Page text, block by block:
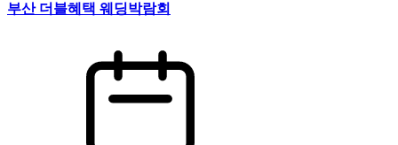
부산 더블혜택 웨딩박람회